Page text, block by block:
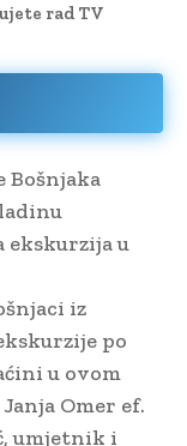
rad TV
Bošnjaka
u
iz
po
u ovom
Omer ef.
umjetnik i